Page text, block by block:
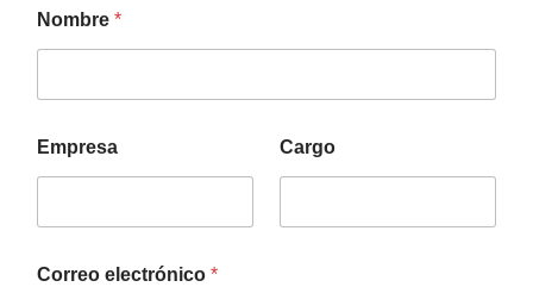
Nombre *
Empresa Cargo
Correo electrónico *